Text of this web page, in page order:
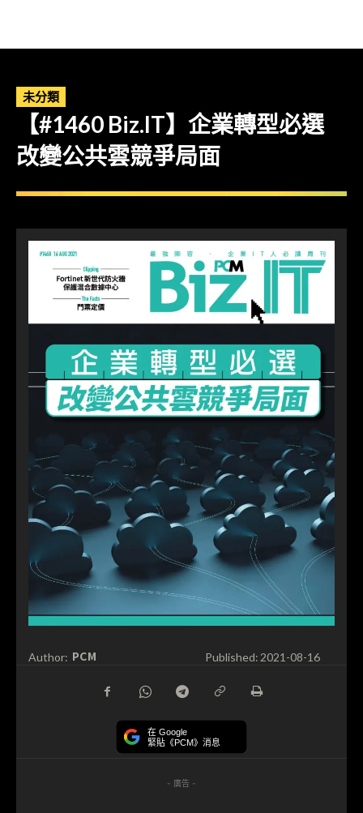
未分類
【#1460 Biz.IT】企業轉型必選
改變公共雲競爭局面
Author: PCM Published: 2021-08-16
在 Google
緊貼《PCM》消息
- 廣告 -